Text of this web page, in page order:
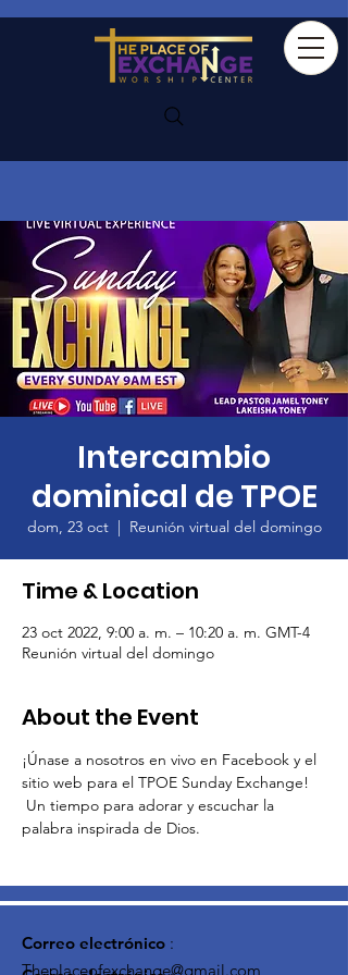
Intercambio
dominical de TPOE
dom, 23 oct
  |
Reunión virtual del domingo
Time & Location
23 oct 2022, 9:00 a. m. – 10:20 a. m. GMT-4
Reunión virtual del domingo
About the Event
¡Únase a nosotros en vivo en Facebook y el
sitio web para el TPOE Sunday Exchange!
palabra inspirada de Dios.
Correo electrónico :
Theplaceofexchange@gmail.com